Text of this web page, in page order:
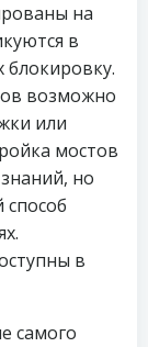
на
в
блокировку.
возможно
или
мостов
но
способ
в
самого